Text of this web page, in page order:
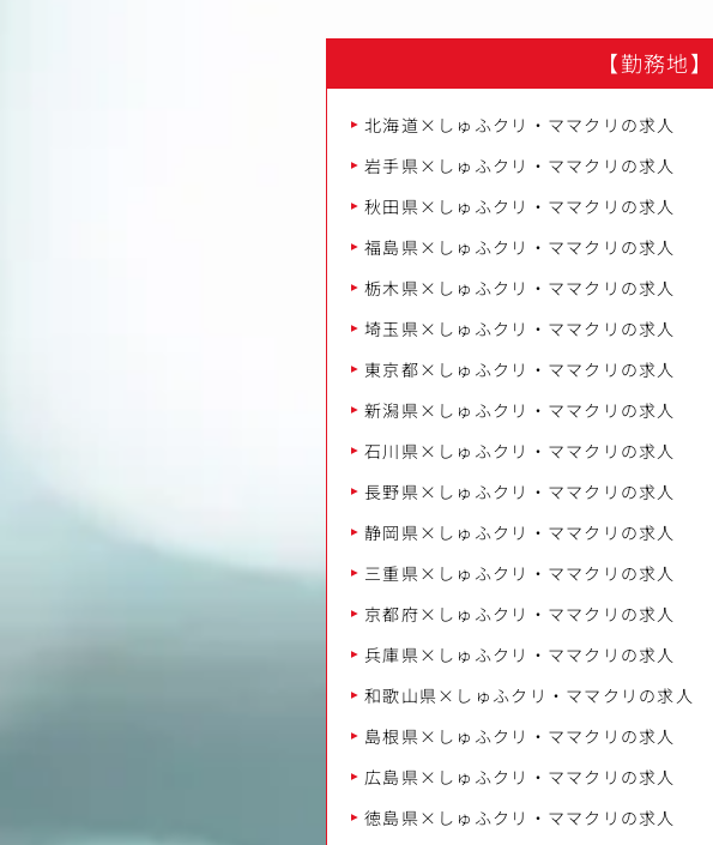
【勤務地】
北海道×しゅふクリ・ママクリの求人
岩手県×しゅふクリ・ママクリの求人
秋田県×しゅふクリ・ママクリの求人
福島県×しゅふクリ・ママクリの求人
栃木県×しゅふクリ・ママクリの求人
埼玉県×しゅふクリ・ママクリの求人
東京都×しゅふクリ・ママクリの求人
新潟県×しゅふクリ・ママクリの求人
石川県×しゅふクリ・ママクリの求人
長野県×しゅふクリ・ママクリの求人
静岡県×しゅふクリ・ママクリの求人
三重県×しゅふクリ・ママクリの求人
京都府×しゅふクリ・ママクリの求人
兵庫県×しゅふクリ・ママクリの求人
和歌山県×しゅふクリ・ママクリの求人
島根県×しゅふクリ・ママクリの求人
広島県×しゅふクリ・ママクリの求人
徳島県×しゅふクリ・ママクリの求人